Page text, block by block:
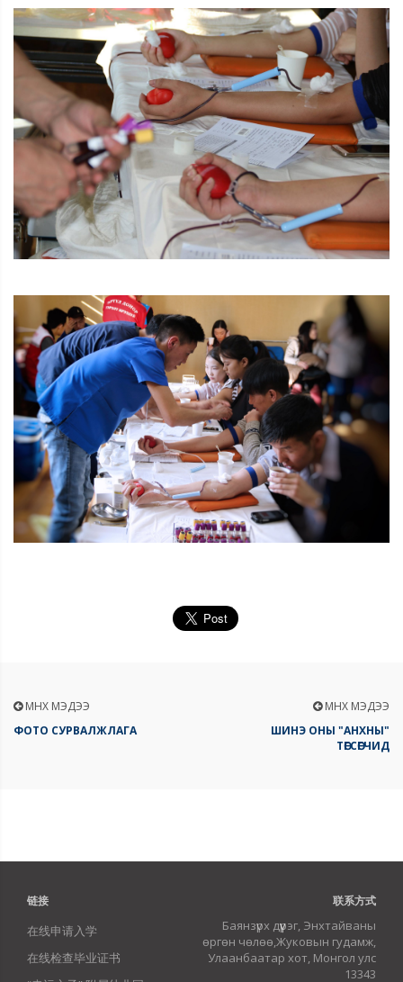
ӨМНӨХ МЭДЭЭ
ФОТО СУРВАЛЖЛАГА
ӨМНӨХ МЭДЭЭ
ШИНЭ ОНЫ "АНХНЫ"
ТӨГСӨГЧИД
链接
在线申请入学
在线检查毕业证书
联系方式
Баянзүрх дүүрэг, Энхтайваны
өргөн чөлөө,Жуковын гудамж,
Улаанбаатар хот, Монгол улс
13343